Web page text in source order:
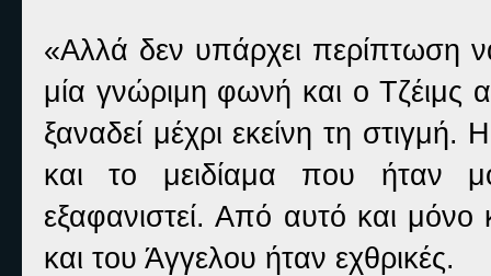
«Αλλά δεν υπάρχει περίπτωση
μία γνώριμη φωνή και ο Τζέιμς
ξαναδεί μέχρι εκείνη τη
και το μειδίαμα που ήταν
εξαφανιστεί. Από αυτό και μόνο
και του Άγγελου ήταν εχθρικές.